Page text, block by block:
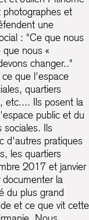
et
une
: "Ce que nous
que nous «
changer.."
que l'espace
quartiers
etc.... Ils posent la
public et du
sociales. Ils
d'autres pratiques
les quartiers
2017 et janvier
la
du plus grand
et ce que vit cette